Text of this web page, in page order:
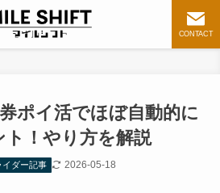
CONTACT
ポイ活でほぼ自動的に
ト！やり方を解説
イダー記事 2026-05-18